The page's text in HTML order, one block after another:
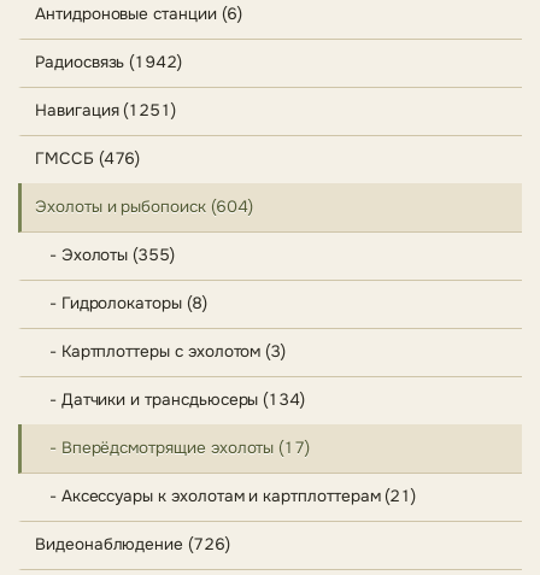
Антидроновые станции (6)
Радиосвязь (1942)
Навигация (1251)
ГМССБ (476)
Эхолоты и рыбопоиск (604)
- Эхолоты (355)
- Гидролокаторы (8)
- Картплоттеры с эхолотом (3)
- Датчики и трансдьюсеры (134)
- Вперёдсмотрящие эхолоты (17)
- Аксессуары к эхолотам и картплоттерам (21)
Видеонаблюдение (726)